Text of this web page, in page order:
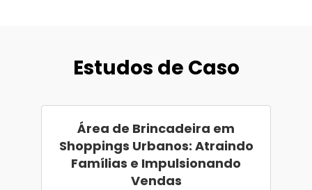
Estudos de Caso
Área de Brincadeira em
Shoppings Urbanos: Atraindo
Famílias e Impulsionando
Vendas